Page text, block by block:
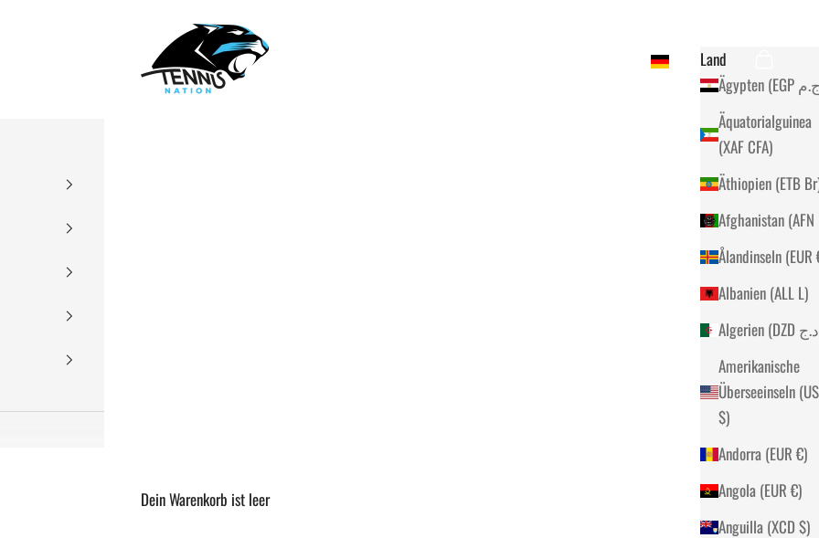
TennisNationStore
Land
Äquatorialguinea
(XAF CFA)
Äthiopien
Albanien (ALL L)
Amerikanische
Überseeinseln
$)
Andorra (EUR €)
Angola (EUR €)
Anguilla (XCD $)
Dein Warenkorb ist leer